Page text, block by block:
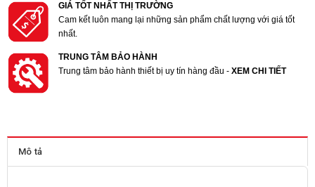
GIÁ TỐT NHẤT THỊ TRƯỜNG
Cam kết luôn mang lại những sản phẩm chất lượng với giá tốt
nhất.
TRUNG TÂM BẢO HÀNH
Trung tâm bảo hành thiết bị uy tín hàng đầu -XEM CHI TIẾT
Mô tả